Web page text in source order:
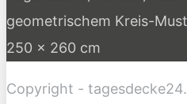
geometrischem Kreis-
250 x 260 cm
Copyright -